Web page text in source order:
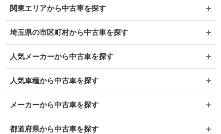
関東エリアから中古車を探す
埼玉県の市区町村から中古車を探す
人気メーカーから中古車を探す
人気車種から中古車を探す
メーカーから中古車を探す
都道府県から中古車を探す